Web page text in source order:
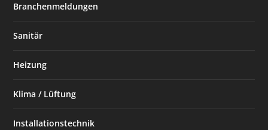
Branchenmeldungen
Sanitär
Heizung
Klima / Lüftung
Installationstechnik